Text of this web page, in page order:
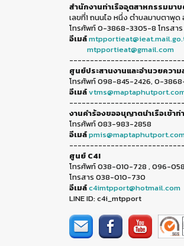
สำนักงานท่าเรืออุตสาหกรรมมา
เลขที่1 ถนนไอ หนึ่ง ตำบลมาบตาพุด
โทรศัพท์ 0-3868-3305-8 โทรสา
อีเมล์
mtpportieat@gmail.com
ศูนย์ประสานงานและอำนวยความ
โทรศัพท์ 098-845-2426, 0-
อีเมล์
งานคำร้องขออนุญาตนำเรือเข้าท่า
โทรศัพท์ 083-983-2858
อีเมล์
ศูนย์ C4I
โทรศัพท์ 038-010-728 , 096-
โทรสาร 038-010-730
อีเมล์c4imtpport@hotmail.com
LINE ID: c4i_mtpport